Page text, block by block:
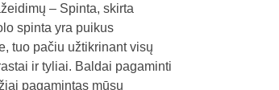
– Spinta, skirta
spinta yra puikus
tuo pačiu užtikrinant visų
ir tyliai. Baldai pagaminti
pagamintas mūsų